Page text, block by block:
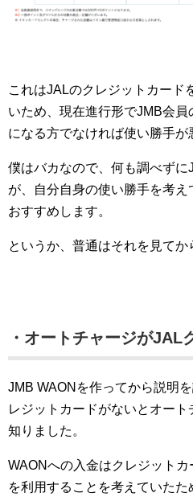
これはJALのクレジットカード
いため、現在進行形でJMB会
になる方でなければ使い勝手が
僕はバカなので、何も調べずに
が、自分自身の使い勝手を考
おすすめします。
というか、普通はそれを見てか
・オートチャージがJAL
JMB WAONを作ってから説明
レジットカードがないとオー
知りました。
WAONへの入金はクレジット
を利用することを考えていた